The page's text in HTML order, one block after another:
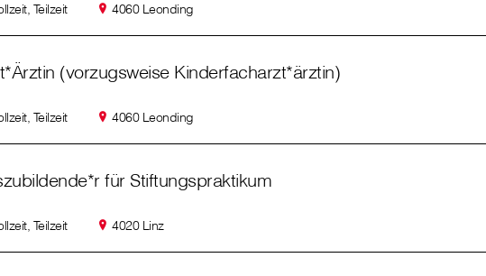
Teilzeit 4060 Leonding
(vorzugsweise Kinderfacharzt*ärztin)
Teilzeit 4060 Leonding
für Stiftungspraktikum
Teilzeit 4020 Linz